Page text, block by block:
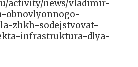
activity/news/vladimir-
obnovlyonnogo-
zhkh-sodejstvovat-
infrastruktura-dlya-